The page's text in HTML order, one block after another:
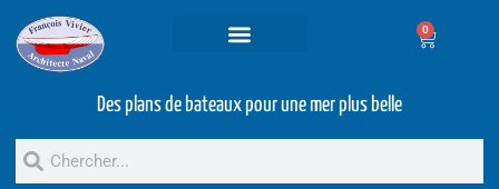
0
Des plans de bateaux pour une mer plus belle